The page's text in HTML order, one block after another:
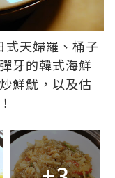
式天婦羅、桶子
牙的韓式海鮮
鮮魷，以及估